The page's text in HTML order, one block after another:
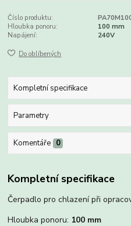
Číslo produktu:
Hloubka ponoru:
100 mm
Napájení:
240V
Do oblíbených
Kompletní specifikace
Parametry
Komentáře 0
Kompletní specifikace
Čerpadlo pro chlazení při
Hloubka ponoru: 100 mm